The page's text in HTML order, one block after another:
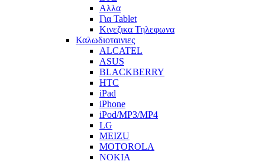
Αλλα
Για Tablet
Κινεζικα Τηλεφωνα
Καλωδιοταινιες
ALCATEL
ASUS
BLACKBERRY
HTC
iPad
iPhone
iPod/MP3/MP4
LG
MEIZU
MOTOROLA
NOKIA